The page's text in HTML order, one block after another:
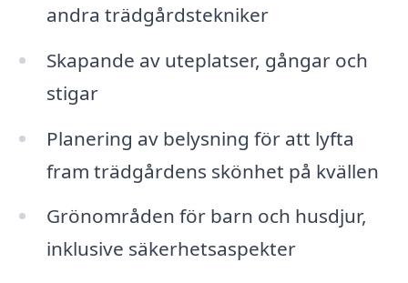
andra trädgårdstekniker
Skapande av uteplatser, gångar och
stigar
Planering av belysning för att lyfta
fram trädgårdens skönhet på kvällen
Grönområden för barn och husdjur,
inklusive säkerhetsaspekter